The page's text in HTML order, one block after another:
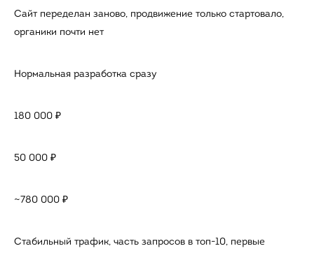
Сайт переделан заново, продвижение только стартовало,
органики почти нет
Нормальная разработка сразу
180 000 ₽
50 000 ₽
~780 000 ₽
Стабильный трафик, часть запросов в топ-10, первые